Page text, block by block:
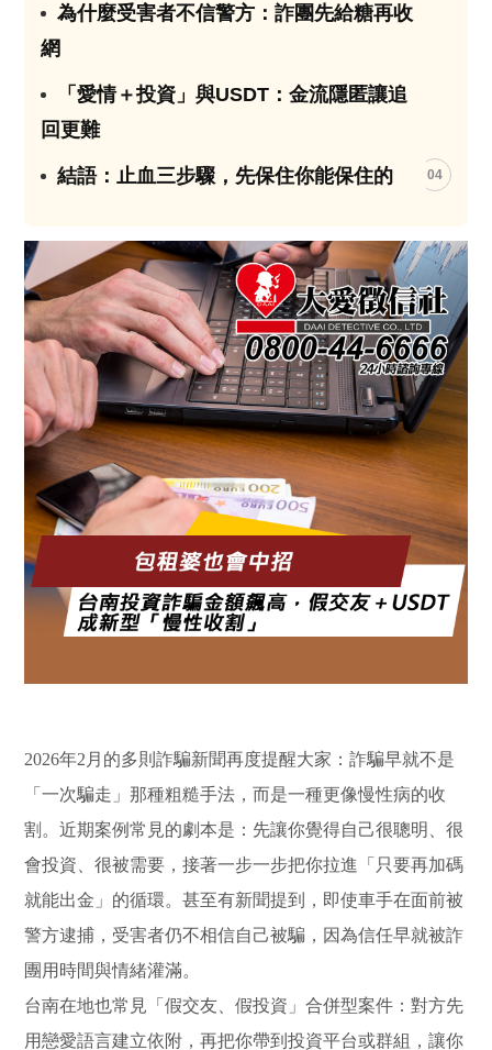
為什麼受害者不信警方：詐團先給糖再收
網
「愛情＋投資」與USDT：金流隱匿讓追
回更難
結語：止血三步驟，先保住你能保住的 04
2026年2月的多則詐騙新聞再度提醒大家：詐騙早就不是
「一次騙走」那種粗糙手法，而是一種更像慢性病的收
割。近期案例常見的劇本是：先讓你覺得自己很聰明、很
會投資、很被需要，接著一步一步把你拉進「只要再加碼
就能出金」的循環。甚至有新聞提到，即使車手在面前被
警方逮捕，受害者仍不相信自己被騙，因為信任早就被詐
團用時間與情緒灌滿。
台南在地也常見「假交友、假投資」合併型案件：對方先
用戀愛語言建立依附，再把你帶到投資平台或群組，讓你